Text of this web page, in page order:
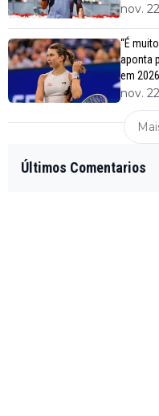
nov.
“É
aponta
em 2026
nov.
Últimos Comentarios